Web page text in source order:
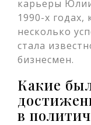
карьеры
1990-х годах,
несколько
стала
бизнесмен.
Какие
в